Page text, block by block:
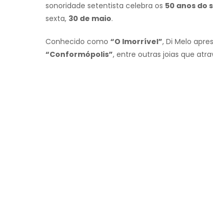
sonoridade setentista celebra os 50 anos do
sexta, 30 de maio.
Conhecido como “O Imorrível”, Di Melo
“Conformópolis”, entre outras joias que